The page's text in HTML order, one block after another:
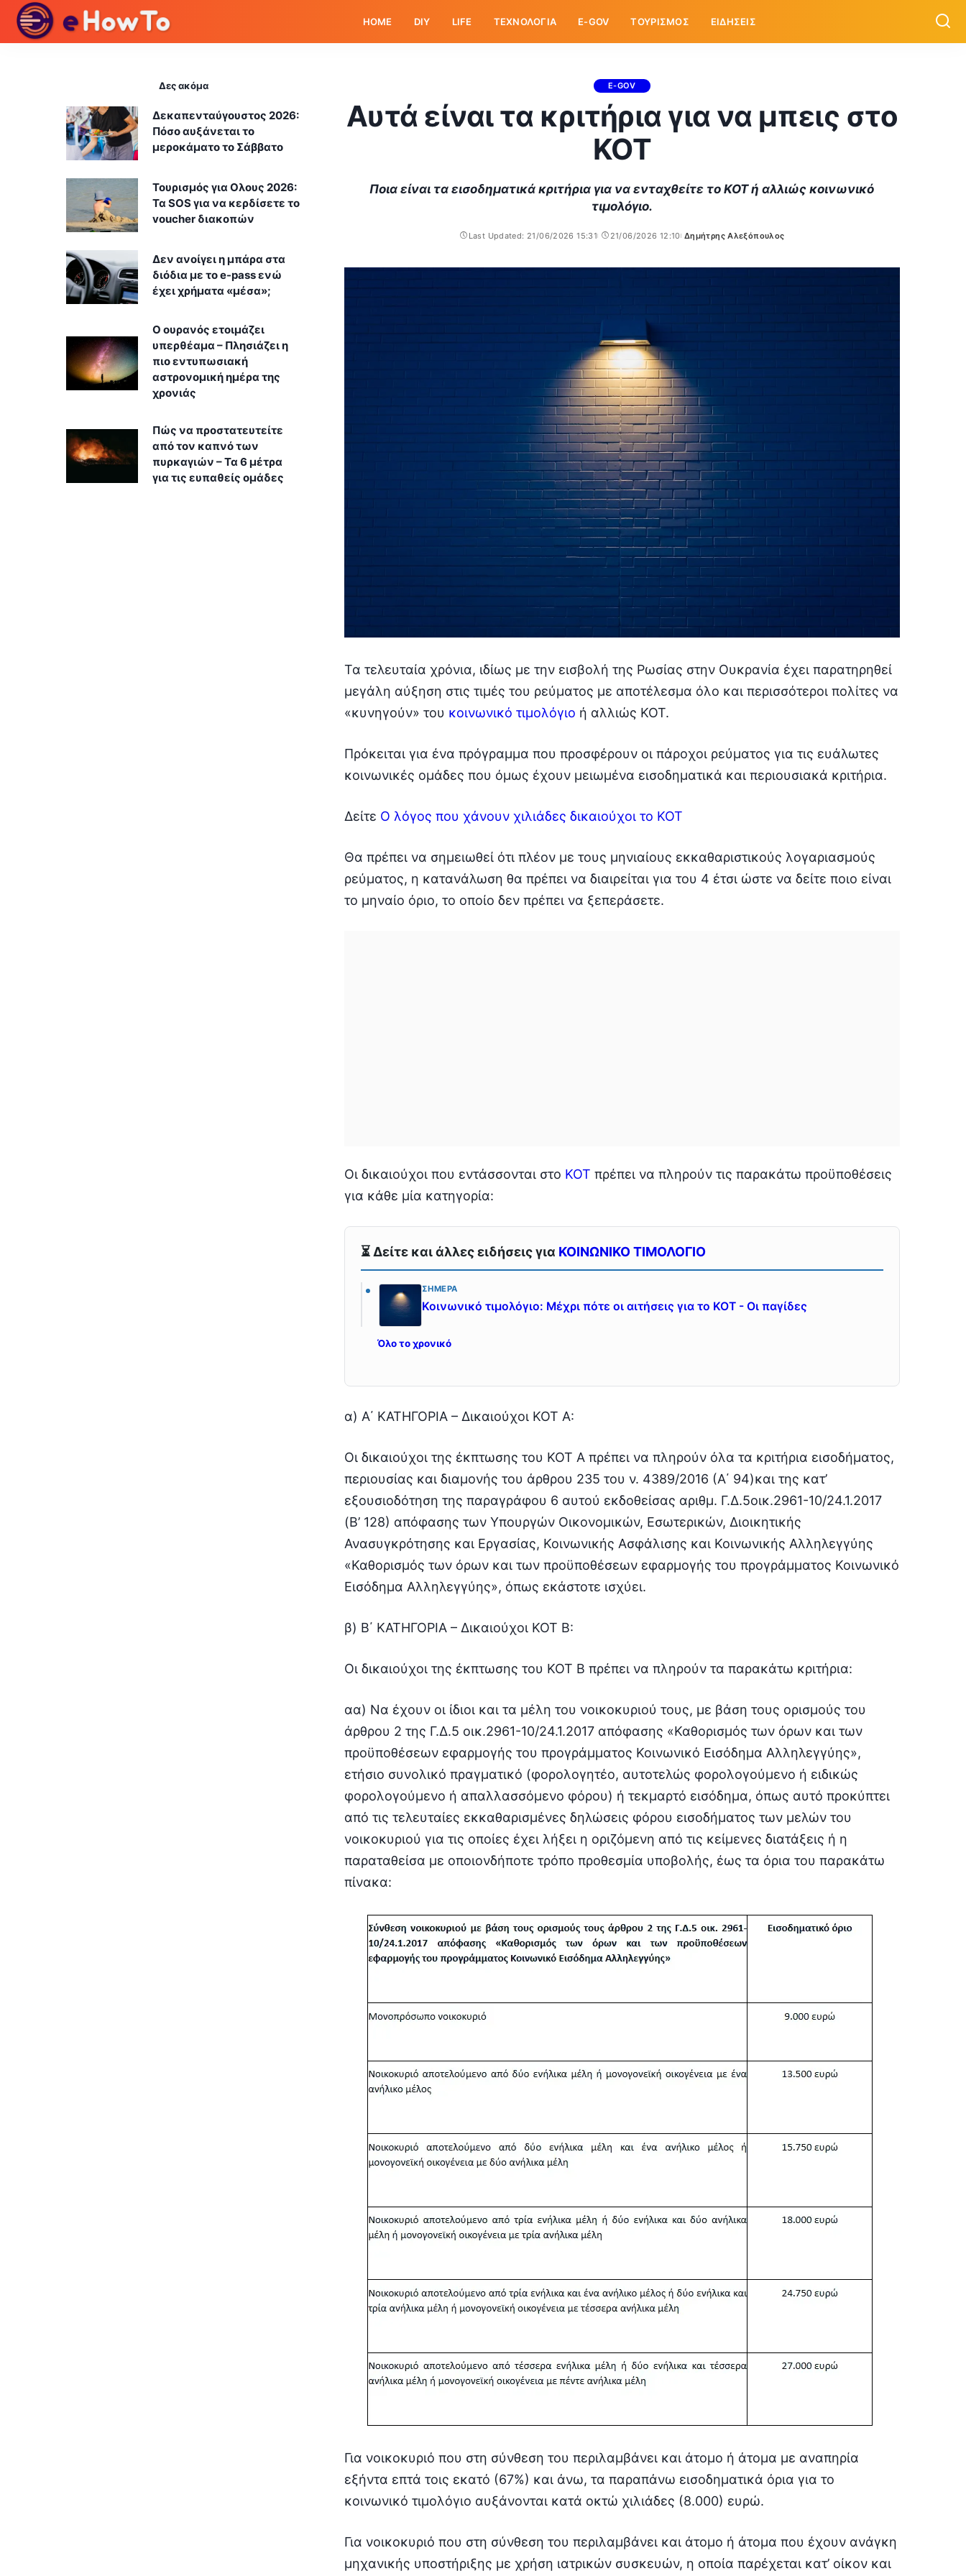
HOME DIY LIFE ΤΕΧΝΟΛΟΓΙΑ E-GOV ΤΟΥΡΙΣΜΟΣ ΕΙΔΗΣΕΙΣ
E-GOV
Αυτά είναι τα κριτήρια για να μπεις στο
ΚΟΤ
Ποια είναι τα εισοδηματικά κριτήρια για να ενταχθείτε το ΚΟΤ ή αλλιώς κοινωνικό
τιμολόγιο.
Last Updated: 21/06/2026 15:31 21/06/2026 12:10
Posted
Δημήτρης Αλεξόπουλος
Τα τελευταία χρόνια, ιδίως με την εισβολή της Ρωσίας στην Ουκρανία έχει παρατηρηθεί
μεγάλη αύξηση στις τιμές του ρεύματος με αποτέλεσμα όλο και περισσότεροι πολίτες να
«κυνηγούν» του κοινωνικό τιμολόγιο ή αλλιώς ΚΟΤ.
Πρόκειται για ένα πρόγραμμα που προσφέρουν οι πάροχοι ρεύματος για τις ευάλωτες
κοινωνικές ομάδες που όμως έχουν μειωμένα εισοδηματικά και περιουσιακά κριτήρια.
Δείτε Ο λόγος που χάνουν χιλιάδες δικαιούχοι το ΚΟΤ
Θα πρέπει να σημειωθεί ότι πλέον με τους μηνιαίους εκκαθαριστικούς λογαριασμούς
ρεύματος, η κατανάλωση θα πρέπει να διαιρείται για του 4 έτσι ώστε να δείτε ποιο είναι
το μηναίο όριο, το οποίο δεν πρέπει να ξεπεράσετε.
Οι δικαιούχοι που εντάσσονται στο ΚΟΤ πρέπει να πληρούν τις παρακάτω προϋποθέσεις
για κάθε μία κατηγορία:
⏳ Δείτε και άλλες ειδήσεις για ΚΟΙΝΩΝΙΚΟ ΤΙΜΟΛΟΓΙΟ
ΣΉΜΕΡΑ
Κοινωνικό τιμολόγιο: Μέχρι πότε οι αιτήσεις για το ΚΟΤ - Οι παγίδες
Όλο το χρονικό
α) Α΄ ΚΑΤΗΓΟΡΙΑ – Δικαιούχοι ΚΟΤ Α:
Οι δικαιούχοι της έκπτωσης του ΚΟΤ Α πρέπει να πληρούν όλα τα κριτήρια εισοδήματος,
περιουσίας και διαμονής του άρθρου 235 του ν. 4389/2016 (Α΄ 94)και της κατ’
εξουσιοδότηση της παραγράφου 6 αυτού εκδοθείσας αριθμ. Γ.Δ.5οικ.2961-10/24.1.2017
(Β’ 128) απόφασης των Υπουργών Οικονομικών, Εσωτερικών, Διοικητικής
Ανασυγκρότησης και Εργασίας, Κοινωνικής Ασφάλισης και Κοινωνικής Αλληλεγγύης
«Καθορισμός των όρων και των προϋποθέσεων εφαρμογής του προγράμματος Κοινωνικό
Εισόδημα Αλληλεγγύης», όπως εκάστοτε ισχύει.
β) Β΄ ΚΑΤΗΓΟΡΙΑ – Δικαιούχοι ΚΟΤ Β:
Οι δικαιούχοι της έκπτωσης του ΚΟΤ Β πρέπει να πληρούν τα παρακάτω κριτήρια:
αα) Να έχουν οι ίδιοι και τα μέλη του νοικοκυριού τους, με βάση τους ορισμούς του
άρθρου 2 της Γ.Δ.5 οικ.2961-10/24.1.2017 απόφασης «Καθορισμός των όρων και των
προϋποθέσεων εφαρμογής του προγράμματος Κοινωνικό Εισόδημα Αλληλεγγύης»,
ετήσιο συνολικό πραγματικό (φορολογητέο, αυτοτελώς φορολογούμενο ή ειδικώς
φορολογούμενο ή απαλλασσόμενο φόρου) ή τεκμαρτό εισόδημα, όπως αυτό προκύπτει
από τις τελευταίες εκκαθαρισμένες δηλώσεις φόρου εισοδήματος των μελών του
νοικοκυριού για τις οποίες έχει λήξει η οριζόμενη από τις κείμενες διατάξεις ή η
παραταθείσα με οποιονδήποτε τρόπο προθεσμία υποβολής, έως τα όρια του παρακάτω
πίνακα:
Για νοικοκυριό που στη σύνθεση του περιλαμβάνει και άτομο ή άτομα με αναπηρία
εξήντα επτά τοις εκατό (67%) και άνω, τα παραπάνω εισοδηματικά όρια για το
κοινωνικό τιμολόγιο αυξάνονται κατά οκτώ χιλιάδες (8.000) ευρώ.
Για νοικοκυριό που στη σύνθεση του περιλαμβάνει και άτομο ή άτομα που έχουν ανάγκη
μηχανικής υποστήριξης με χρήση ιατρικών συσκευών, η οποία παρέχεται κατ’ οίκον και
Δες ακόμα
Δεκαπενταύγουστος 2026:
Πόσο αυξάνεται το
μεροκάματο το Σάββατο
Τουρισμός για Ολους 2026:
Τα SOS για να κερδίσετε το
voucher διακοπών
Δεν ανοίγει η μπάρα στα
διόδια με το e-pass ενώ
έχει χρήματα «μέσα»;
Ο ουρανός ετοιμάζει
υπερθέαμα – Πλησιάζει η
πιο εντυπωσιακή
αστρονομική ημέρα της
χρονιάς
Πώς να προστατευτείτε
από τον καπνό των
πυρκαγιών – Τα 6 μέτρα
για τις ευπαθείς ομάδες